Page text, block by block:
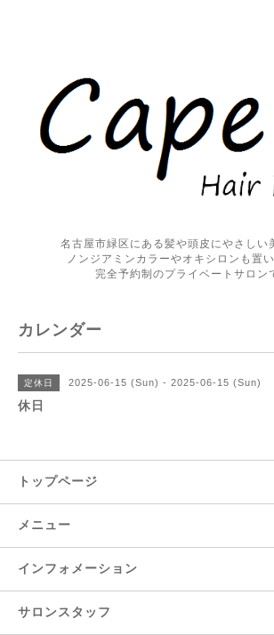
名古屋市緑区にある髪や頭皮にやさしい
ノンジアミンカラーやオキシロンも置い
完全予約制のプライベートサロン
カレンダー
定休日 2025-06-15 (Sun) - 2025-06-15 (Sun)
休日
トップページ
メニュー
インフォメーション
サロンスタッフ